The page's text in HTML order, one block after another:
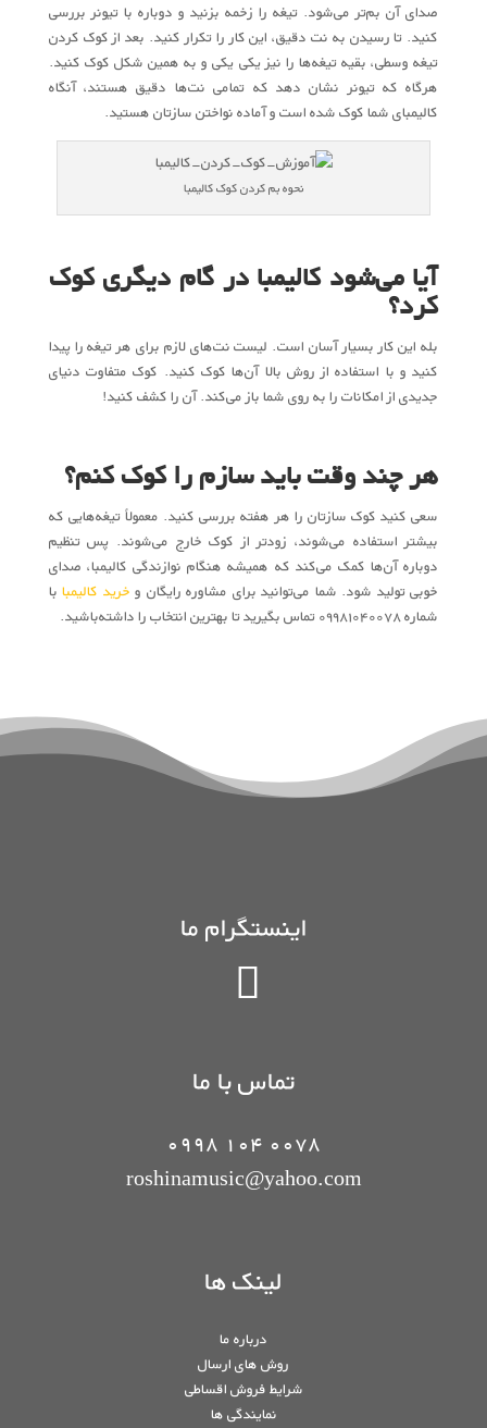
صدای آن بم‌تر می‌شود. تیغه را زخمه بزنید و دوباره با تیونر بررسی
کنید. تا رسیدن به نت دقیق، این کار را تکرار کنید. بعد از کوک کردن
تیغه وسطی، بقیه تیغه‌ها را نیز یکی یکی و به همین شکل کوک کنید.
هرگاه که تیونر نشان دهد که تمامی نت‌ها دقیق هستند، آنگاه
کالیمبای شما کوک شده است و آماده نواختن سازتان هستید.
نحوه بم کردن کوک کالیمبا
آیا می‌شود کالیمبا در گام دیگری کوک
کرد؟
بله این کار بسیار آسان است. لیست نت‌های لازم برای هر تیغه را پیدا
کنید و با استفاده از روش بالا آن‌ها کوک کنید. کوک متفاوت دنیای
جدیدی از امکانات را به روی شما باز می‌کند. آن را کشف کنید!
هر چند وقت باید سازم را کوک کنم؟
سعی کنید کوک سازتان را هر هفته بررسی کنید. معمولاً تیغه‌هایی که
بیشتر استفاده می‌شوند، زودتر از کوک خارج می‌شوند. پس تنظیم
دوباره آن‌ها کمک می‌کند که همیشه هنگام نوازندگی کالیمبا، صدای
خوبی تولید شود. شما می‌توانید برای مشاوره رایگان و خرید کالیمبابا
شماره ۰۹۹۸۱۰۴۰۰۷۸ تماس بگیرید تا بهترین انتخاب را داشته‌باشید.
اینستگرام ما
تماس با ما
0078 104 0998
roshinamusic@yahoo.com
لینک ها
درباره ما
روش های ارسال
شرایط فروش اقساطی
نمایندگی ها